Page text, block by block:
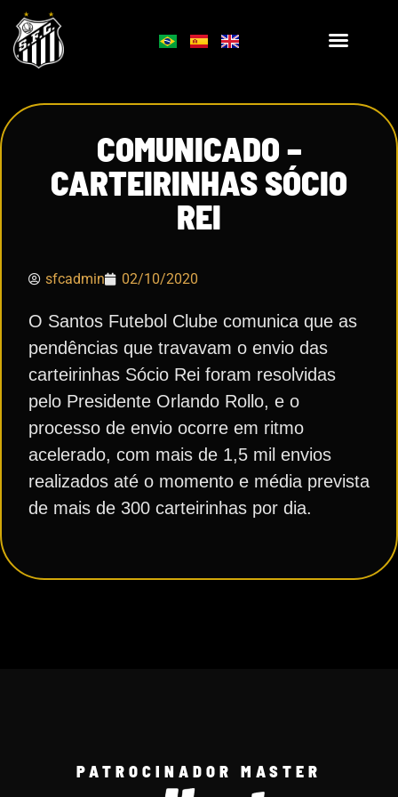
COMUNICADO –
CARTEIRINHAS SÓCIO
REI
sfcadmin 02/10/2020
O Santos Futebol Clube comunica que as
pendências que travavam o envio das
carteirinhas Sócio Rei foram resolvidas
pelo Presidente Orlando Rollo, e o
processo de envio ocorre em ritmo
acelerado, com mais de 1,5 mil envios
realizados até o momento e média prevista
de mais de 300 carteirinhas por dia.
PATROCINADOR MASTER